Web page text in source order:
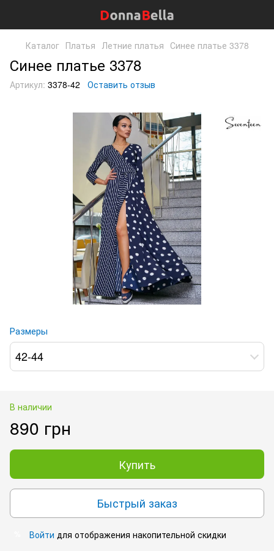
Каталог Платья Летние платья Синее платье 3378
Синее платье 3378
Артикул: 3378-42 Оставить отзыв
Размеры
42-44
В наличии
890 грн
Купить
Быстрый заказ
Войти для отображения накопительной скидки